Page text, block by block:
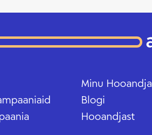
Minu Hooandja
Blogi
Hooandjast